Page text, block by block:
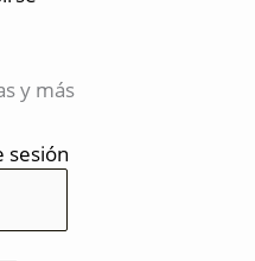
y más
sesión